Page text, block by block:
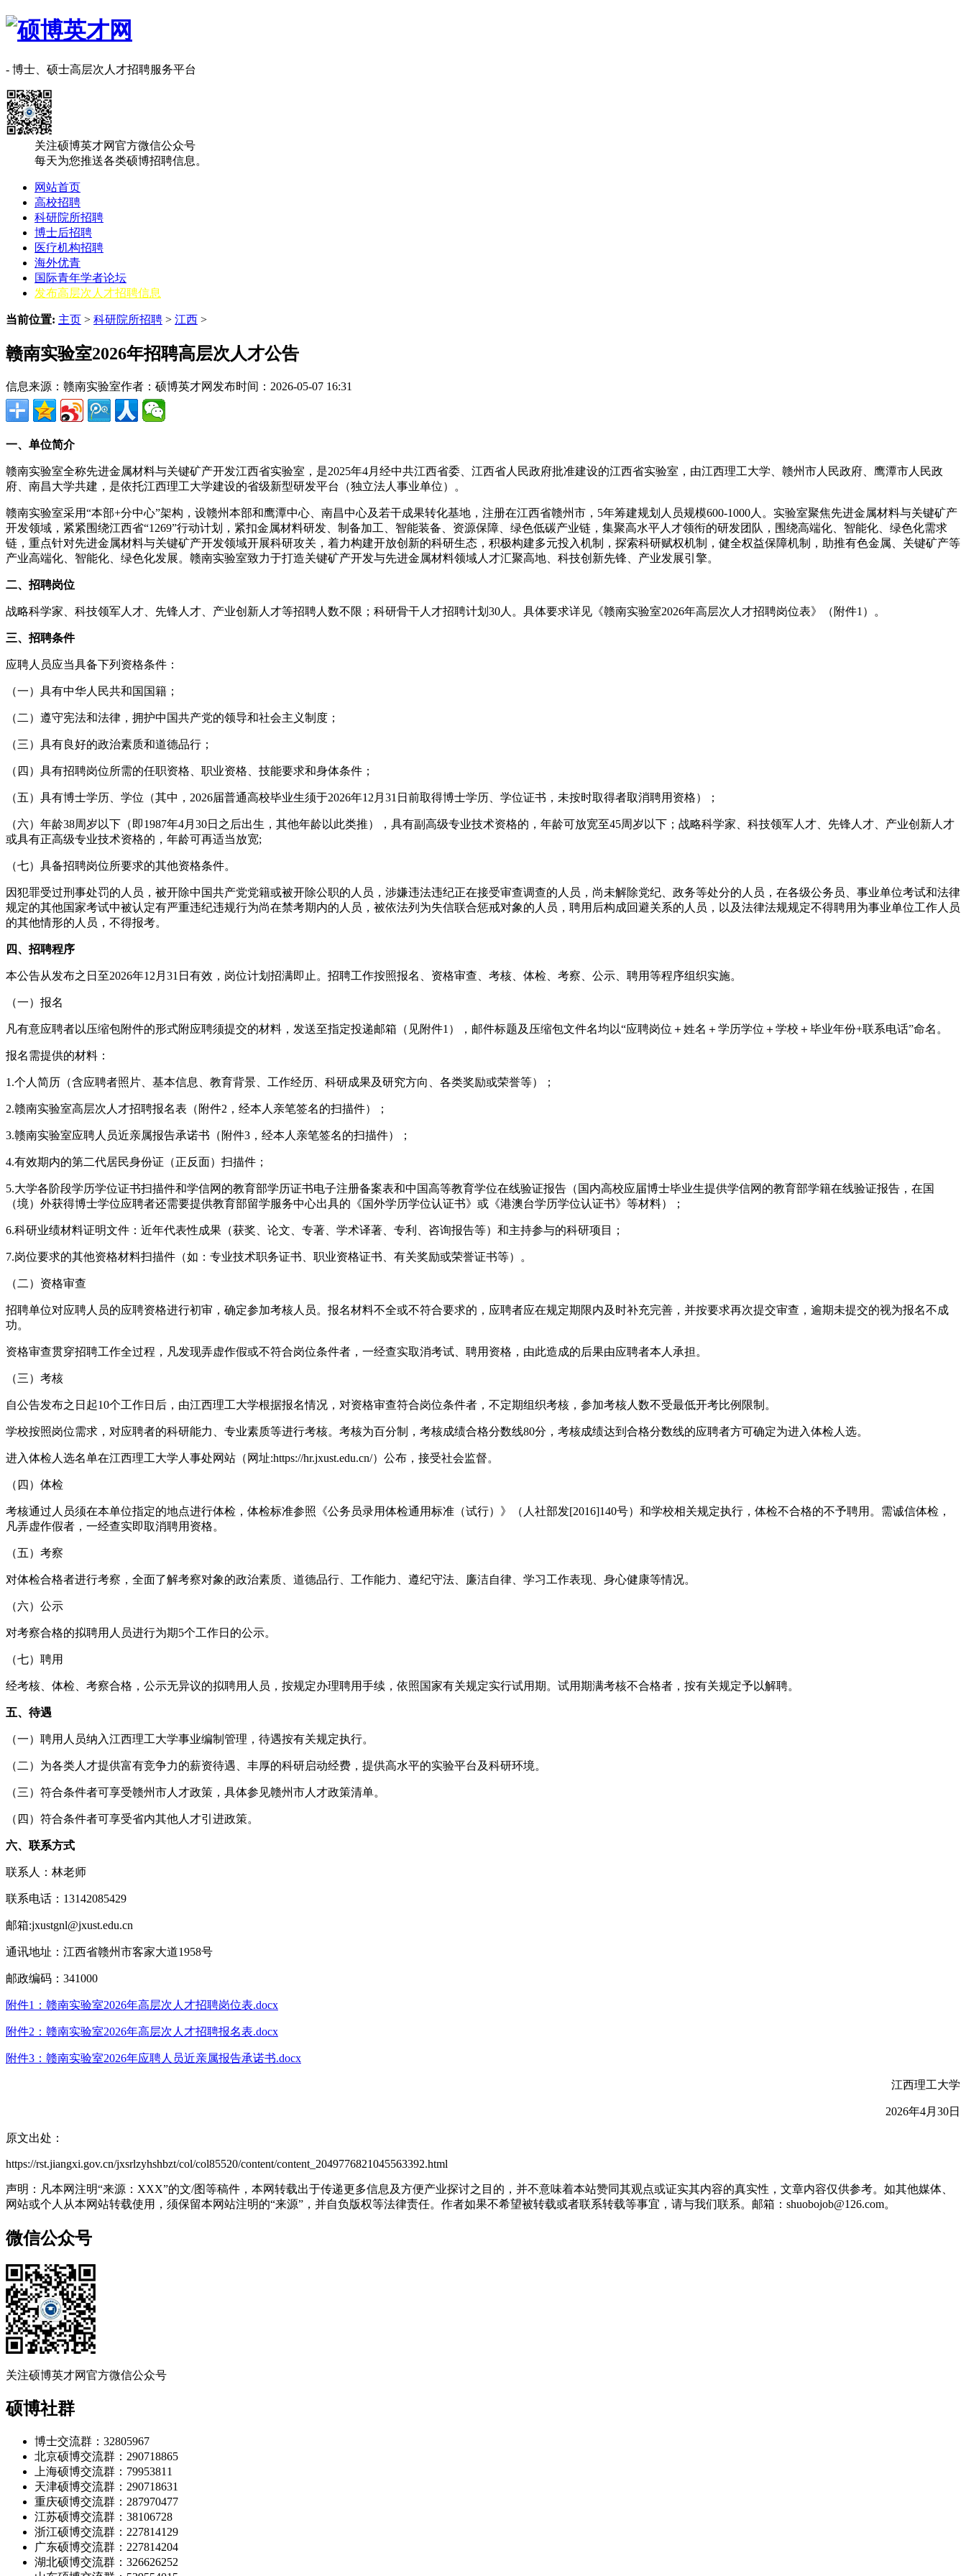
- 博士、硕士高层次人才招聘服务平台
关注硕博英才网官方微信公众号
每天为您推送各类硕博招聘信息。
网站首页
高校招聘
科研院所招聘
博士后招聘
医疗机构招聘
海外优青
国际青年学者论坛
发布高层次人才招聘信息
当前位置: 主页 > 科研院所招聘 > ‌‌江西 >
赣南实验室2026年招聘高层次人才公告
信息来源：赣南实验室作者：硕博英才网 发布时间：2026-05-07 16:31
一、单位简介
赣南实验室全称先进金属材料与关键矿产开发江西省实验室，是2025年4月经中共江西省委、江西省人民政府批准建设的江西省实验室，由江西理工大学、赣州市人民政府、鹰潭市人民政
府、南昌大学共建，是依托江西理工大学建设的省级新型研发平台（独立法人事业单位）。
赣南实验室采用“本部+分中心”架构，设赣州本部和鹰潭中心、南昌中心及若干成果转化基地，注册在江西省赣州市，5年筹建规划人员规模600-1000人。实验室聚焦先进金属材料与关键矿产
开发领域，紧紧围绕江西省“1269”行动计划，紧扣金属材料研发、制备加工、智能装备、资源保障、绿色低碳产业链，集聚高水平人才领衔的研发团队，围绕高端化、智能化、绿色化需求
链，重点针对先进金属材料与关键矿产开发领域开展科研攻关，着力构建开放创新的科研生态，积极构建多元投入机制，探索科研赋权机制，健全权益保障机制，助推有色金属、关键矿产等
产业高端化、智能化、绿色化发展。赣南实验室致力于打造关键矿产开发与先进金属材料领域人才汇聚高地、科技创新先锋、产业发展引擎。
二、招聘岗位
战略科学家、科技领军人才、先锋人才、产业创新人才等招聘人数不限；科研骨干人才招聘计划30人。具体要求详见《赣南实验室2026年高层次人才招聘岗位表》（附件1）。
三、招聘条件
应聘人员应当具备下列资格条件：
（一）具有中华人民共和国国籍；
（二）遵守宪法和法律，拥护中国共产党的领导和社会主义制度；
（三）具有良好的政治素质和道德品行；
（四）具有招聘岗位所需的任职资格、职业资格、技能要求和身体条件；
（五）具有博士学历、学位（其中，2026届普通高校毕业生须于2026年12月31日前取得博士学历、学位证书，未按时取得者取消聘用资格）；
（六）年龄38周岁以下（即1987年4月30日之后出生，其他年龄以此类推），具有副高级专业技术资格的，年龄可放宽至45周岁以下；战略科学家、科技领军人才、先锋人才、产业创新人才
或具有正高级专业技术资格的，年龄可再适当放宽;
（七）具备招聘岗位所要求的其他资格条件。
因犯罪受过刑事处罚的人员，被开除中国共产党党籍或被开除公职的人员，涉嫌违法违纪正在接受审查调查的人员，尚未解除党纪、政务等处分的人员，在各级公务员、事业单位考试和法律
规定的其他国家考试中被认定有严重违纪违规行为尚在禁考期内的人员，被依法列为失信联合惩戒对象的人员，聘用后构成回避关系的人员，以及法律法规规定不得聘用为事业单位工作人员
的其他情形的人员，不得报考。
四、招聘程序
本公告从发布之日至2026年12月31日有效，岗位计划招满即止。招聘工作按照报名、资格审查、考核、体检、考察、公示、聘用等程序组织实施。
（一）报名
凡有意应聘者以压缩包附件的形式附应聘须提交的材料，发送至指定投递邮箱（见附件1），邮件标题及压缩包文件名均以“应聘岗位＋姓名＋学历学位＋学校＋毕业年份+联系电话”命名。
报名需提供的材料：
1.个人简历（含应聘者照片、基本信息、教育背景、工作经历、科研成果及研究方向、各类奖励或荣誉等）；
2.赣南实验室高层次人才招聘报名表（附件2，经本人亲笔签名的扫描件）；
3.赣南实验室应聘人员近亲属报告承诺书（附件3，经本人亲笔签名的扫描件）；
4.有效期内的第二代居民身份证（正反面）扫描件；
5.大学各阶段学历学位证书扫描件和学信网的教育部学历证书电子注册备案表和中国高等教育学位在线验证报告（国内高校应届博士毕业生提供学信网的教育部学籍在线验证报告，在国
（境）外获得博士学位应聘者还需要提供教育部留学服务中心出具的《国外学历学位认证书》或《港澳台学历学位认证书》等材料）；
6.科研业绩材料证明文件：近年代表性成果（获奖、论文、专著、学术译著、专利、咨询报告等）和主持参与的科研项目；
7.岗位要求的其他资格材料扫描件（如：专业技术职务证书、职业资格证书、有关奖励或荣誉证书等）。
（二）资格审查
招聘单位对应聘人员的应聘资格进行初审，确定参加考核人员。报名材料不全或不符合要求的，应聘者应在规定期限内及时补充完善，并按要求再次提交审查，逾期未提交的视为报名不成
功。
资格审查贯穿招聘工作全过程，凡发现弄虚作假或不符合岗位条件者，一经查实取消考试、聘用资格，由此造成的后果由应聘者本人承担。
（三）考核
自公告发布之日起10个工作日后，由江西理工大学根据报名情况，对资格审查符合岗位条件者，不定期组织考核，参加考核人数不受最低开考比例限制。
学校按照岗位需求，对应聘者的科研能力、专业素质等进行考核。考核为百分制，考核成绩合格分数线80分，考核成绩达到合格分数线的应聘者方可确定为进入体检人选。
进入体检人选名单在江西理工大学人事处网站（网址:https://hr.jxust.edu.cn/）公布，接受社会监督。
（四）体检
考核通过人员须在本单位指定的地点进行体检，体检标准参照《公务员录用体检通用标准（试行）》（人社部发[2016]140号）和学校相关规定执行，体检不合格的不予聘用。需诚信体检，
凡弄虚作假者，一经查实即取消聘用资格。
（五）考察
对体检合格者进行考察，全面了解考察对象的政治素质、道德品行、工作能力、遵纪守法、廉洁自律、学习工作表现、身心健康等情况。
（六）公示
对考察合格的拟聘用人员进行为期5个工作日的公示。
（七）聘用
经考核、体检、考察合格，公示无异议的拟聘用人员，按规定办理聘用手续，依照国家有关规定实行试用期。试用期满考核不合格者，按有关规定予以解聘。
五、待遇
（一）聘用人员纳入江西理工大学事业编制管理，待遇按有关规定执行。
（二）为各类人才提供富有竞争力的薪资待遇、丰厚的科研启动经费，提供高水平的实验平台及科研环境。
（三）符合条件者可享受赣州市人才政策，具体参见赣州市人才政策清单。
（四）符合条件者可享受省内其他人才引进政策。
六、联系方式
联系人：林老师
联系电话：13142085429
邮箱:jxustgnl@jxust.edu.cn
通讯地址：江西省赣州市客家大道1958号
邮政编码：341000
附件1：赣南实验室2026年高层次人才招聘岗位表.docx
附件2：赣南实验室2026年高层次人才招聘报名表.docx
附件3：赣南实验室2026年应聘人员近亲属报告承诺书.docx
江西理工大学
2026年4月30日
原文出处：
https://rst.jiangxi.gov.cn/jxsrlzyhshbzt/col/col85520/content/content_2049776821045563392.html
声明：凡本网注明“来源：XXX”的文/图等稿件，本网转载出于传递更多信息及方便产业探讨之目的，并不意味着本站赞同其观点或证实其内容的真实性，文章内容仅供参考。如其他媒体、
网站或个人从本网站转载使用，须保留本网站注明的“来源”，并自负版权等法律责任。作者如果不希望被转载或者联系转载等事宜，请与我们联系。邮箱：shuobojob@126.com。
微信公众号
关注硕博英才网官方微信公众号
硕博社群
博士交流群：32805967
北京硕博交流群：290718865
上海硕博交流群：79953811
天津硕博交流群：290718631
重庆硕博交流群：287970477
江苏硕博交流群：38106728
浙江硕博交流群：227814129
广东硕博交流群：227814204
湖北硕博交流群：326626252